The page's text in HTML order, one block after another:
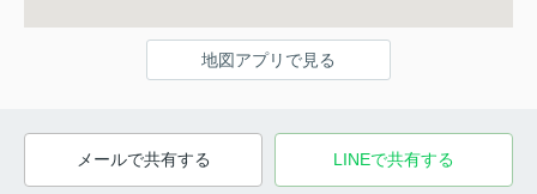
地図アプリで見る
メールで共有する LINEで共有する